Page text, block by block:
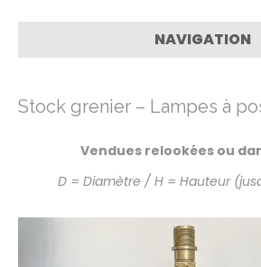
NAVIGATION
Stock grenier – Lampes à
Vendues relookées ou
D = Diamètre / H = Hauteur